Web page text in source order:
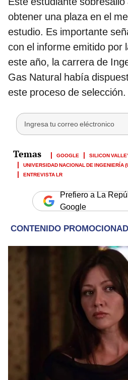
obtener una plaza en el
estudio. Es importante
con el informe emitido por
este año, la carrera de
Gas Natural había
este proceso de selección.
GOOGLE
SILICON
UNIVERSIDAD NACIONAL DE INGENIERÍA
ENTREVISTA LR
Prefiero a La
Google